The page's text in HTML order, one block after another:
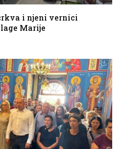
i njeni vernici
Marije